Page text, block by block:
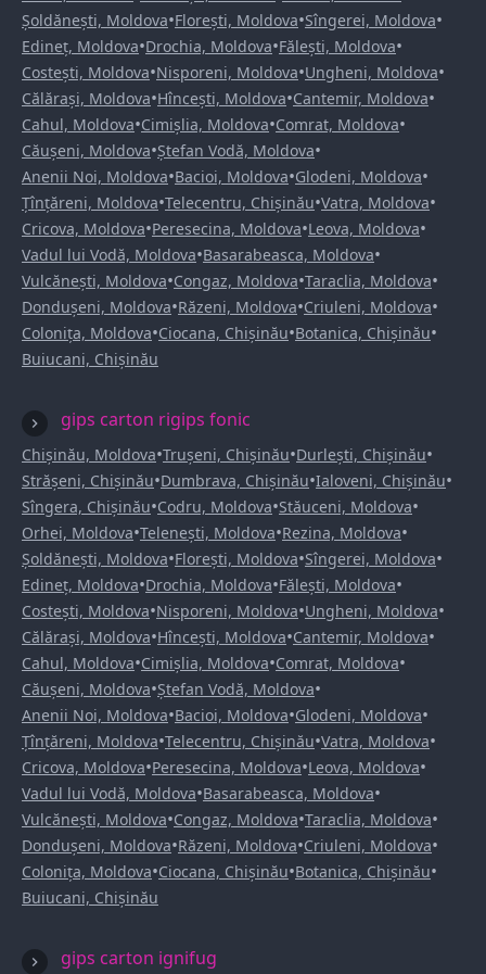
Șoldănești, Moldova•Florești, Moldova•Sîngerei, Moldova•
Edineț, Moldova•Drochia, Moldova•Fălești, Moldova•
Costești, Moldova•Nisporeni, Moldova•Ungheni, Moldova•
Călărași, Moldova•Hîncești, Moldova•Cantemir, Moldova•
Cahul, Moldova•Cimișlia, Moldova•Comrat, Moldova•
Căușeni, Moldova•Ștefan Vodă, Moldova•
Anenii Noi, Moldova•Bacioi, Moldova•Glodeni, Moldova•
Țînțăreni, Moldova•Telecentru, Chișinău•Vatra, Moldova•
Cricova, Moldova•Peresecina, Moldova•Leova, Moldova•
Vadul lui Vodă, Moldova•Basarabeasca, Moldova•
Vulcănești, Moldova•Congaz, Moldova•Taraclia, Moldova•
Dondușeni, Moldova•Răzeni, Moldova•Criuleni, Moldova•
Colonița, Moldova•Ciocana, Chișinău•Botanica, Chișinău•
Buiucani, Chișinău
gips carton rigips fonic
Chișinău, Moldova•Trușeni, Chișinău•Durlești, Chișinău•
Strășeni, Chișinău•Dumbrava, Chișinău•Ialoveni, Chișinău•
Sîngera, Chișinău•Codru, Moldova•Stăuceni, Moldova•
Orhei, Moldova•Telenești, Moldova•Rezina, Moldova•
Șoldănești, Moldova•Florești, Moldova•Sîngerei, Moldova•
Edineț, Moldova•Drochia, Moldova•Fălești, Moldova•
Costești, Moldova•Nisporeni, Moldova•Ungheni, Moldova•
Călărași, Moldova•Hîncești, Moldova•Cantemir, Moldova•
Cahul, Moldova•Cimișlia, Moldova•Comrat, Moldova•
Căușeni, Moldova•Ștefan Vodă, Moldova•
Anenii Noi, Moldova•Bacioi, Moldova•Glodeni, Moldova•
Țînțăreni, Moldova•Telecentru, Chișinău•Vatra, Moldova•
Cricova, Moldova•Peresecina, Moldova•Leova, Moldova•
Vadul lui Vodă, Moldova•Basarabeasca, Moldova•
Vulcănești, Moldova•Congaz, Moldova•Taraclia, Moldova•
Dondușeni, Moldova•Răzeni, Moldova•Criuleni, Moldova•
Colonița, Moldova•Ciocana, Chișinău•Botanica, Chișinău•
Buiucani, Chișinău
gips carton ignifug